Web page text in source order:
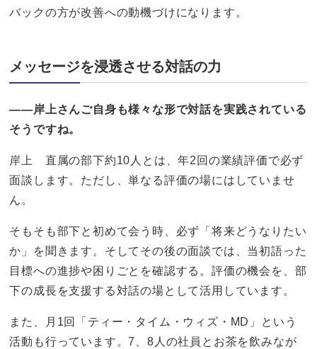
バックの方が改善への動機づけになります。
メッセージを浸透させる対話の力
——岸上さんご自身も様々な形で対話を実践されている
そうですね。
岸上 直属の部下約10人とは、年2回の業績評価で必ず
面談します。ただし、単なる評価の場にはしていませ
ん。
そもそも部下と初めて会う時、必ず「将来どうなりたい
か」を聞きます。そしてその後の面談では、当初語った
目標への進捗や困りごとを確認する。評価の機会を、部
下の成長を支援する対話の場として活用しています。
また、月1回「ティー・タイム・ウィズ・MD」という
活動も行っています。7、8人の社員とお茶を飲みなが